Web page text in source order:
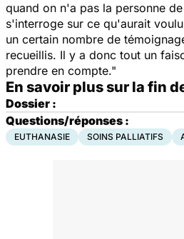
quand on n'a pas la personne
s'interroge sur ce qu'aurait
un certain nombre de
recueillis. Il y a donc tout un
prendre en compte."
En savoir plus sur la fin
Dossier :
Questions/réponses :
EUTHANASIE SOINS PALLIATIFS